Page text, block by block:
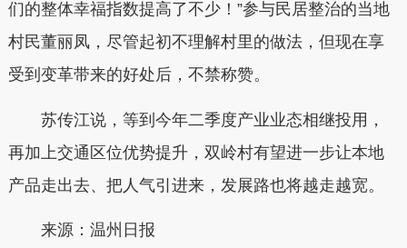
们的整体幸福指数提高了不少！”参与民居整治的当地
村民董丽凤，尽管起初不理解村里的做法，但现在享
受到变革带来的好处后，不禁称赞。
苏传江说，等到今年二季度产业业态相继投用，
再加上交通区位优势提升，双岭村有望进一步让本地
产品走出去、把人气引进来，发展路也将越走越宽。
来源：温州日报